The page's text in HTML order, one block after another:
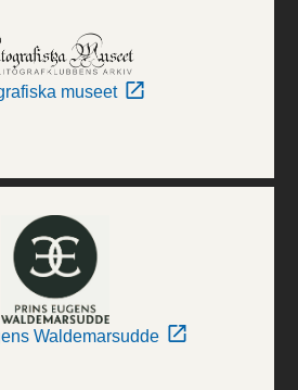
museet
Waldemarsudde